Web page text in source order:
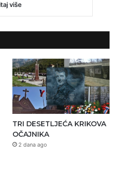
više
TRI DESETLJEĆA KRIKOVA
OČAJNIKA
2 dana ago